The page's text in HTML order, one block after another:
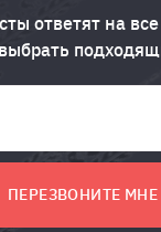
ответят на
ПЕРЕЗВОНИТЕ МНЕ